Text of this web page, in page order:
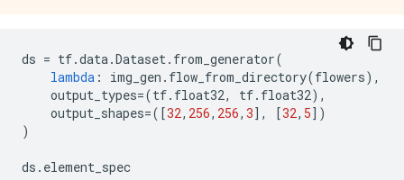
ds = tf.data.Dataset. from_generator(
lambda : img_gen . flow_from_directory(flowers),
output_types=(tf. float32, tf. float32),
output_shapes=([32, 256, 256, 3], [32, 5])
)
ds . element_spec